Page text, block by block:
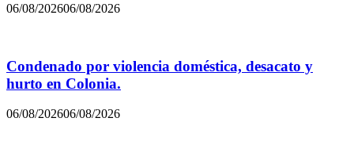
06/08/202606/08/2026
Condenado por violencia doméstica, desacato y
hurto en Colonia.
06/08/202606/08/2026